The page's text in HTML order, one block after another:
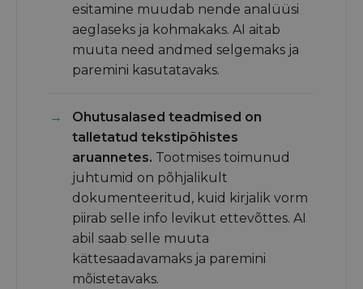
esitamine muudab nende analüüsi
aeglaseks ja kohmakaks. AI aitab
muuta need andmed selgemaks ja
paremini kasutatavaks.
Ohutusalased teadmised on
talletatud tekstipõhistes
aruannetes. Tootmises toimunud
juhtumid on põhjalikult
dokumenteeritud, kuid kirjalik vorm
piirab selle info levikut ettevõttes. AI
abil saab selle muuta
kättesaadavamaks ja paremini
mõistetavaks.